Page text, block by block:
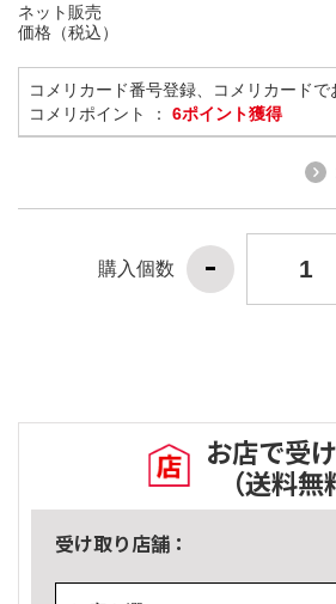
ネット販売
価格（税込）
コメリカード番号登録、コメリカードで
コメリポイント ： 6ポイント獲得
購入個数
お店で受
（送料無
受け取り店舗：